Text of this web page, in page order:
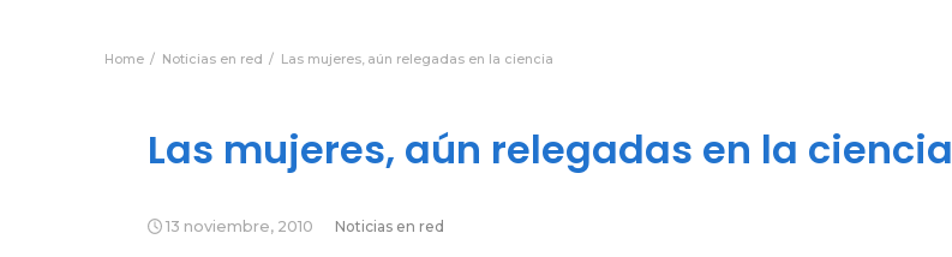
Home Noticias en red Las mujeres, aún relegadas en la ciencia
Las mujeres, aún relegadas en la ciencia
13 noviembre, 2010 Noticias en red